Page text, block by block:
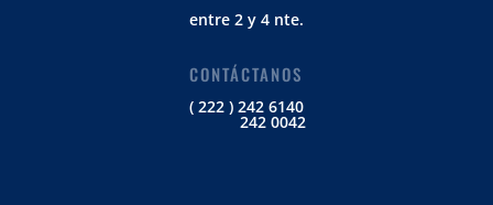
entre 2 y 4 nte.
CONTÁCTANOS
( 222 ) 242 6140
242 0042